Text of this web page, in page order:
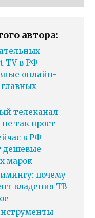
автора:
TV в РФ
онлайн-
телеканал
так прост
в РФ
дешевые
марок
почему
владения ТВ